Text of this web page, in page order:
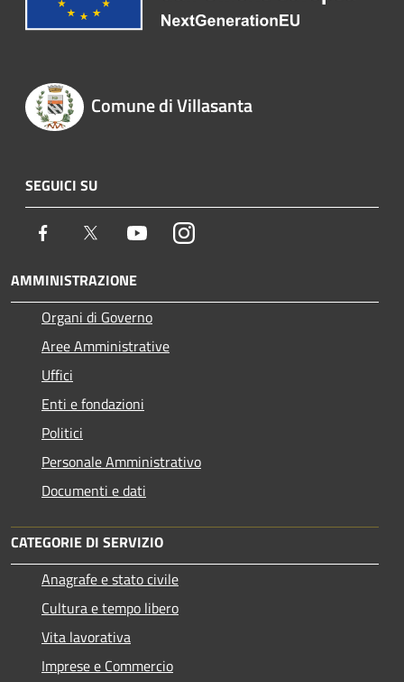
Comune di Villasanta
SEGUICI SU
Facebook Twitter YoutubeInstagram
AMMINISTRAZIONE
Organi di Governo
Aree Amministrative
Uffici
Enti e fondazioni
Politici
Personale Amministrativo
Documenti e dati
CATEGORIE DI SERVIZIO
Anagrafe e stato civile
Cultura e tempo libero
Vita lavorativa
Imprese e Commercio